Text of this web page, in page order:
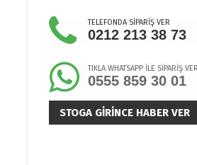
TELEFONDA SİPARİŞ VER
0212 213 38 73
TIKLA WHATSAPP İLE SİPARİŞ VER
0555 859 30 01
STOGA GIRINCE HABER VER